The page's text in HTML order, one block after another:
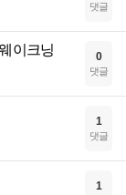
댓글
이크닝 0
댓글
1
댓글
1